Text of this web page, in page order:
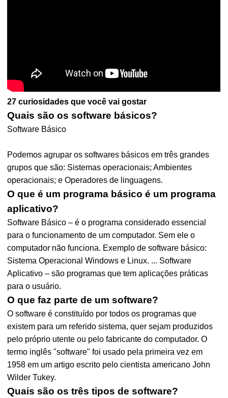
27 curiosidades que você vai gostar
Quais são os software básicos?
Software Básico
Podemos agrupar os softwares básicos em três grandes
grupos que são: Sistemas operacionais; Ambientes
operacionais; e Operadores de linguagens.
O que é um programa básico é um programa
aplicativo?
Software Básico – é o programa considerado essencial
para o funcionamento de um computador. Sem ele o
computador não funciona. Exemplo de software básico:
Sistema Operacional Windows e Linux. ... Software
Aplicativo – são programas que tem aplicações práticas
para o usuário.
O que faz parte de um software?
O software é constituído por todos os programas que
existem para um referido sistema, quer sejam produzidos
pelo próprio utente ou pelo fabricante do computador. O
termo inglês "software" foi usado pela primeira vez em
1958 em um artigo escrito pelo cientista americano John
Wilder Tukey.
Quais são os três tipos de software?